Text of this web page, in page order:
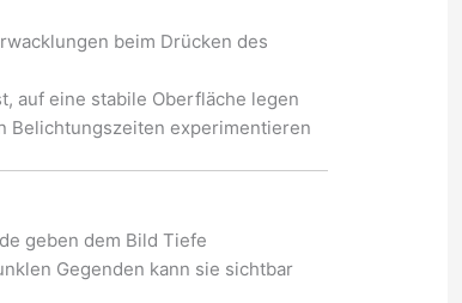
beim Drücken des
auf eine stabile Oberfläche legen
Belichtungszeiten experimentieren
geben dem Bild Tiefe
Gegenden kann sie sichtbar